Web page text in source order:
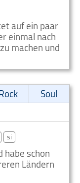
auf ein paar
einmal nach
machen und
Soul
si
habe schon
Ländern